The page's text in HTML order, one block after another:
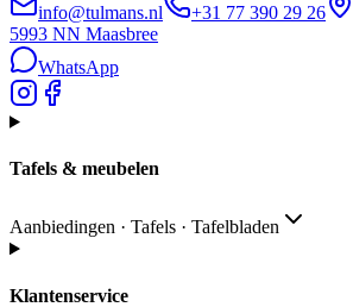
info@tulmans.nl +31 77 390 29 26
5993 NN Maasbree
WhatsApp
Tafels & meubelen
Aanbiedingen · Tafels · Tafelbladen
Klantenservice